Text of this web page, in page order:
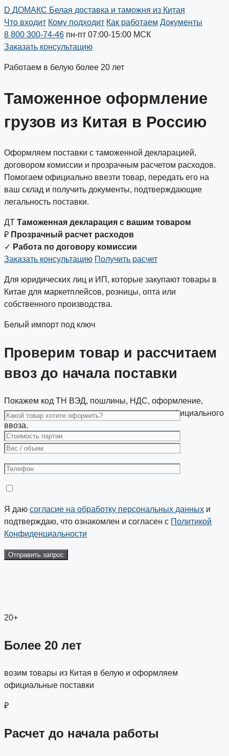
D ДОМАКС Белая доставка и таможня из Китая
Что входит Кому подходит Как работаем Документы
8 800 300-74-46 пн-пт 07:00-15:00 МСК
Заказать консультацию
Работаем в белую более 20 лет
Таможенное оформление
грузов из Китая в Россию
Оформляем поставки с таможенной декларацией,
договором комиссии и прозрачным расчетом расходов.
Помогаем официально ввезти товар, передать его на
ваш склад и получить документы, подтверждающие
легальность поставки.
ДТ Таможенная декларация с вашим товаром
₽ Прозрачный расчет расходов
✓ Работа по договору комиссии
Заказать консультацию Получить расчет
Для юридических лиц и ИП, которые закупают товары в
Китае для маркетплейсов, розницы, опта или
собственного производства.
Белый импорт под ключ
Проверим товар и рассчитаем
ввоз до начала поставки
Покажем код ТН ВЭД, пошлины, НДС, оформление,
доставку и документы, которые нужны для официального
ввоза.
Я даю согласие на обработку персональных данных и
подтверждаю, что ознакомлен и согласен с Политикой
Конфиденциальности
20+
Более 20 лет
возим товары из Китая в белую и оформляем
официальные поставки
₽
Расчет до начала работы